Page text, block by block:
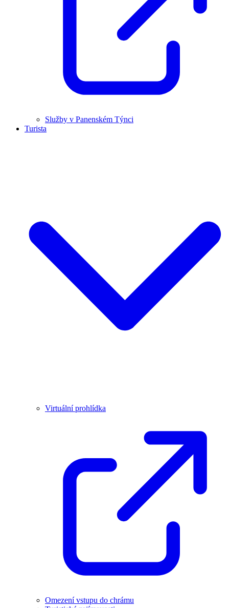
Služby v Panenském Týnci
Turista
Virtuální prohlídka
Omezení vstupu do chrámu